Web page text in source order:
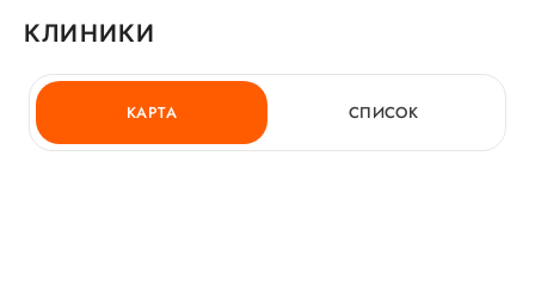
КЛИНИКИ
КАРТА СПИСОК